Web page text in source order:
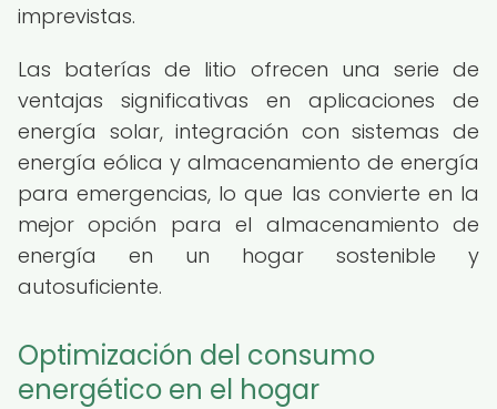
imprevistas.
Las baterías de litio ofrecen una serie de
ventajas significativas en aplicaciones de
energía solar, integración con sistemas de
energía eólica y almacenamiento de energía
para emergencias, lo que las convierte en la
mejor opción para el almacenamiento de
energía en un hogar sostenible y
autosuficiente.
Optimización del consumo
energético en el hogar